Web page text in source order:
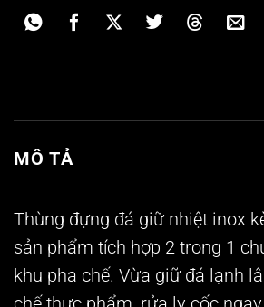
MÔ TẢ
Thùng đựng đá giữ nhiệt inox
sản phẩm tích hợp 2 trong 1
khu pha chế. Vừa giữ đá lạnh